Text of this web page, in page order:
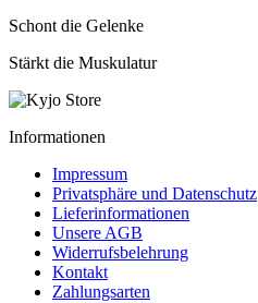
Schont die Gelenke
Stärkt die Muskulatur
Informationen
Impressum
Privatsphäre und Datenschutz
Lieferinformationen
Unsere AGB
Widerrufsbelehrung
Kontakt
Zahlungsarten